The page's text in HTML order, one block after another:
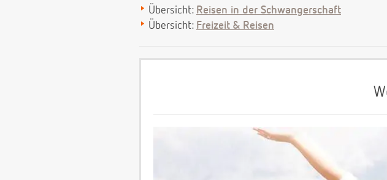
Übersicht: Reisen in der Schwangerschaft
Übersicht: Freizeit & Reisen